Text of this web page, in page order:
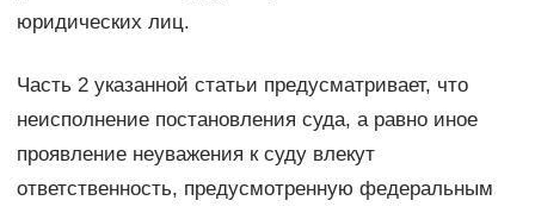
юридических лиц.
Часть 2 указанной статьи предусматривает, что
неисполнение постановления суда, а равно иное
проявление неуважения к суду влекут
ответственность, предусмотренную федеральным